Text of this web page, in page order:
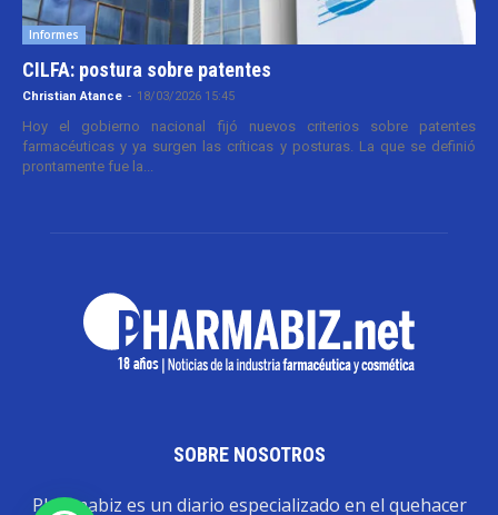
Informes
CILFA: postura sobre patentes
Christian Atance - 18/03/2026 15:45
Hoy el gobierno nacional fijó nuevos criterios sobre patentes
farmacéuticas y ya surgen las críticas y posturas. La que se definió
prontamente fue la...
SOBRE NOSOTROS
Pharmabiz es un diario especializado en el quehacer